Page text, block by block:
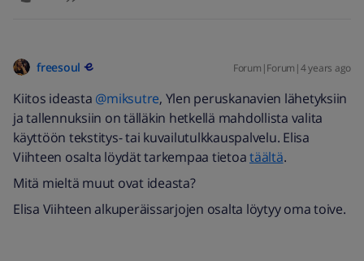
freesoul Forum|Forum|4 years ago
Kiitos ideasta @miksutre, Ylen peruskanavien lähetyksiin
ja tallennuksiin on tälläkin hetkellä mahdollista valita
käyttöön tekstitys- tai kuvailutulkkauspalvelu. Elisa
Viihteen osalta löydät tarkempaa tietoatäältä.
Mitä mieltä muut ovat ideasta?
Elisa Viihteen alkuperäissarjojen osalta löytyy oma toive.